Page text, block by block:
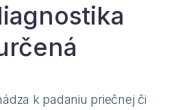
k padaniu priečnej či